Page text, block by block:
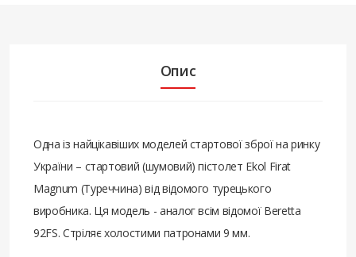
Опис
Одна із найцікавіших моделей стартової зброї на ринку
України – стартовий (шумовий) пістолет Ekol Firat
Magnum (Туреччина) від відомого турецького
виробника. Ця модель - аналог всім відомої Beretta
92FS. Стріляє холостими патронами 9 мм.